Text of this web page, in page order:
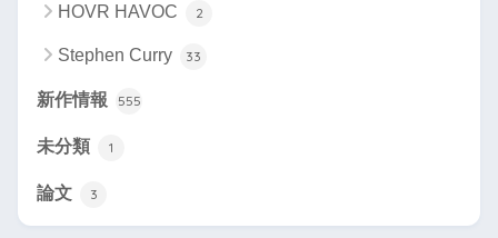
HOVR HAVOC 2
Stephen Curry 33
新作情報 555
未分類 1
論文 3